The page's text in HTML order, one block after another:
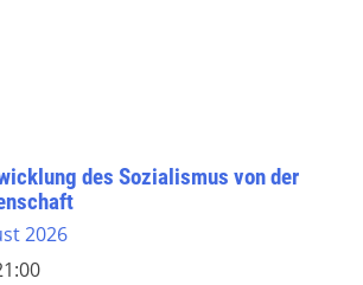
des Sozialismus von der
2026